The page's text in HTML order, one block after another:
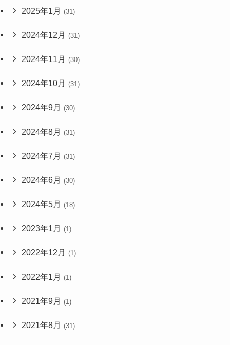
2025年1月 (31)
2024年12月 (31)
2024年11月 (30)
2024年10月 (31)
2024年9月 (30)
2024年8月 (31)
2024年7月 (31)
2024年6月 (30)
2024年5月 (18)
2023年1月 (1)
2022年12月 (1)
2022年1月 (1)
2021年9月 (1)
2021年8月 (31)